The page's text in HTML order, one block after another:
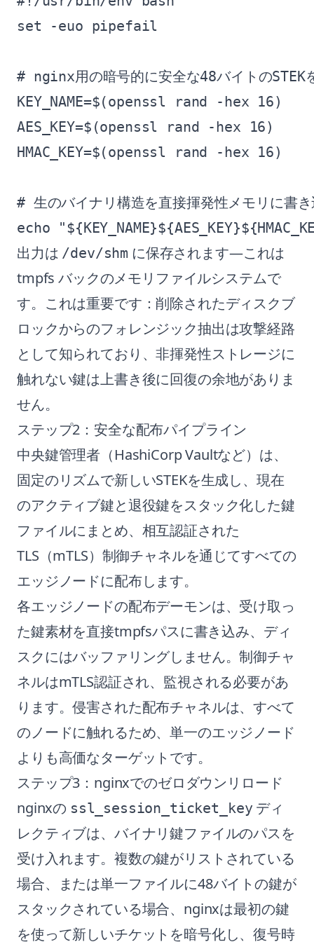
set -euo pipefail
# nginx用の暗号的に安全な48バイトのSTEK
KEY_NAME=$(openssl rand -hex 16)
AES_KEY=$(openssl rand -hex 16)
HMAC_KEY=$(openssl rand -hex 16)
# 生のバイナリ構造を直接揮発性メモリに書
出力は /dev/shm に保存されます—これは
tmpfs バックのメモリファイルシステムで
す。これは重要です：削除されたディスクブ
ロックからのフォレンジック抽出は攻撃経路
として知られており、非揮発性ストレージに
触れない鍵は上書き後に回復の余地がありま
せん。
ステップ2：安全な配布パイプライン
中央鍵管理者（HashiCorp Vaultなど）は、
固定のリズムで新しいSTEKを生成し、現在
のアクティブ鍵と退役鍵をスタック化した鍵
ファイルにまとめ、相互認証された
TLS（mTLS）制御チャネルを通じてすべての
エッジノードに配布します。
各エッジノードの配布デーモンは、受け取っ
た鍵素材を直接tmpfsパスに書き込み、ディ
スクにはバッファリングしません。制御チャ
ネルはmTLS認証され、監視される必要があ
ります。侵害された配布チャネルは、すべて
のノードに触れるため、単一のエッジノード
よりも高価なターゲットです。
ステップ3：nginxでのゼロダウンリロード
nginxの ssl_session_ticket_key ディ
レクティブは、バイナリ鍵ファイルのパスを
受け入れます。複数の鍵がリストされている
場合、または単一ファイルに48バイトの鍵が
スタックされている場合、nginxは最初の鍵
を使って新しいチケットを暗号化し、復号時